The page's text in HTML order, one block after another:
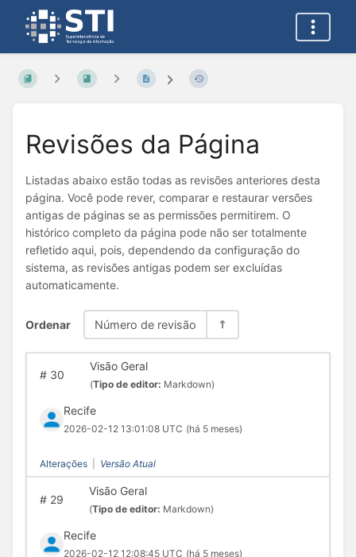
Revisões da Página
Listadas abaixo estão todas as revisões anteriores desta
página. Você pode rever, comparar e restaurar versões
antigas de páginas se as permissões permitirem. O
histórico completo da página pode não ser totalmente
refletido aqui, pois, dependendo da configuração do
sistema, as revisões antigas podem ser excluídas
automaticamente.
Ordenar Número de revisão
#30
Visão Geral
(Tipo de editor: Markdown)
Recife
2026-02-12 13:01:08 UTC (há 5 meses)
Alterações Versão Atual
#29
Visão Geral
(Tipo de editor: Markdown)
Recife
2026-02-12 12:08:45 UTC (há 5 meses)